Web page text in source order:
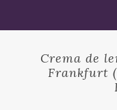
Crema de
Frankfurt